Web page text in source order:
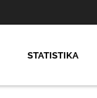
STATISTIKA